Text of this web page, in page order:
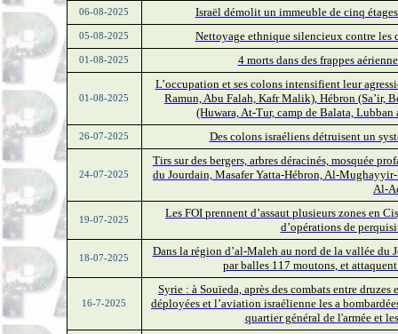
06-08-2025 Israël démolit un immeuble de cinq
05-08-2025 Nettoyage ethnique silencieux contre les
01-08-2025 4 morts dans des frappes
01-08-2025
L’occupation et ses colons intensifient leur
Ramun, Abu Falah, Kafr Malik), Hébron (Sa’ir,
(Huwara, At-Tur, camp de Balata,
26-07-2025 Des colons israéliens détruisent un
24-07-2025
Tirs sur des bergers, arbres déracinés, mosquée
du Jourdain, Masafer Yatta-Hébron, Al-
Al-
19-07-2025
Les FOI prennent d’assaut plusieurs zones en
d’opérations de
18-07-2025
Dans la région d’al-Maleh au nord de la vallée du
par balles 117 moutons, et
16-7-2025
Syrie : à Souïeda, après des combats entre
déployées et l’aviation israélienne les a
quartier général de l'armée et